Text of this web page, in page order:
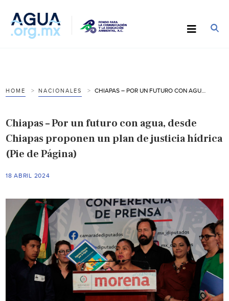
HOME NACIONALES
Chiapas – Por un futuro con agua, desde
Chiapas proponen un plan de justicia hídrica
(Pie de Página)
18 ABRIL 2024